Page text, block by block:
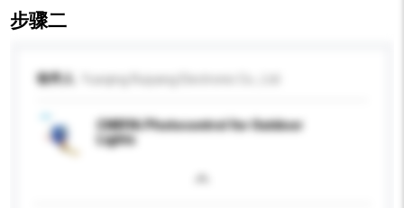
步骤二
收件人
CNRIYA Photocontrol for Outdoor
Lights